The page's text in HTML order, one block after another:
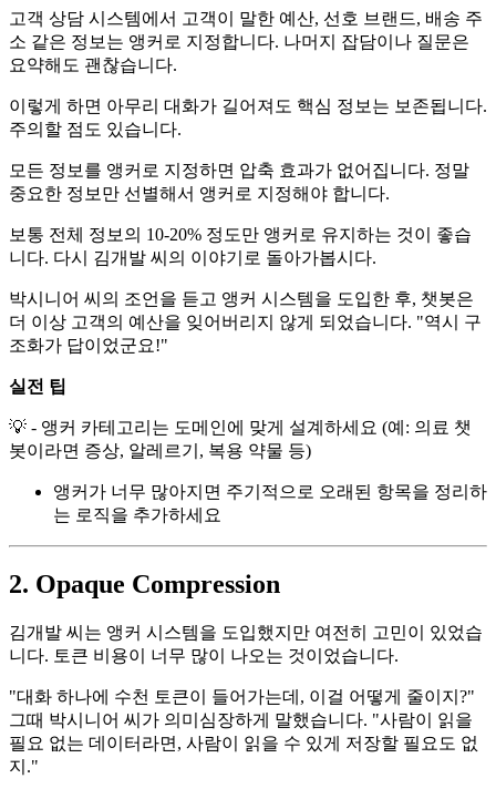
고객 상담 시스템에서 고객이 말한 예산, 선호 브랜드, 배송 주
소 같은 정보는 앵커로 지정합니다. 나머지 잡담이나 질문은
요약해도 괜찮습니다.
이렇게 하면 아무리 대화가 길어져도 핵심 정보는 보존됩니다.
주의할 점도 있습니다.
모든 정보를 앵커로 지정하면 압축 효과가 없어집니다. 정말
중요한 정보만 선별해서 앵커로 지정해야 합니다.
보통 전체 정보의 10-20% 정도만 앵커로 유지하는 것이 좋습
니다. 다시 김개발 씨의 이야기로 돌아가봅시다.
박시니어 씨의 조언을 듣고 앵커 시스템을 도입한 후, 챗봇은
더 이상 고객의 예산을 잊어버리지 않게 되었습니다. "역시 구
조화가 답이었군요!"
실전 팁
💡 - 앵커 카테고리는 도메인에 맞게 설계하세요 (예: 의료 챗
봇이라면 증상, 알레르기, 복용 약물 등)
앵커가 너무 많아지면 주기적으로 오래된 항목을 정리하
는 로직을 추가하세요
2. Opaque Compression
김개발 씨는 앵커 시스템을 도입했지만 여전히 고민이 있었습
니다. 토큰 비용이 너무 많이 나오는 것이었습니다.
"대화 하나에 수천 토큰이 들어가는데, 이걸 어떻게 줄이지?"
그때 박시니어 씨가 의미심장하게 말했습니다. "사람이 읽을
필요 없는 데이터라면, 사람이 읽을 수 있게 저장할 필요도 없
지."